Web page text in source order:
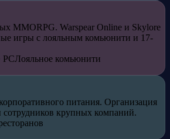
MMORPG. Warspear Online и Skylore
игры с лояльным комьюнити и 17-
PCЛояльное комьюнити
питания. Организация
сотрудников крупных компаний.